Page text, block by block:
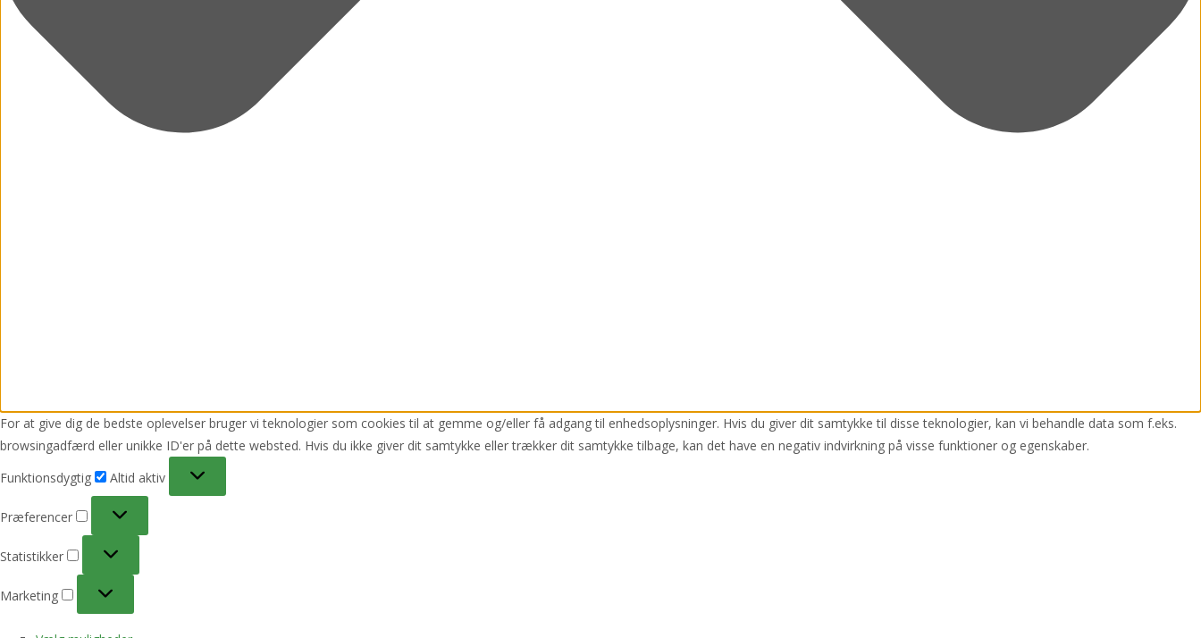
For at give dig de bedste oplevelser bruger vi teknologier som cookies til at gemme og/eller få adgang til enhedsoplysninger. Hvis du giver dit samtykke til disse teknologier, kan vi behandle data som f.eks.
browsingadfærd eller unikke ID'er på dette websted. Hvis du ikke giver dit samtykke eller trækker dit samtykke tilbage, kan det have en negativ indvirkning på visse funktioner og egenskaber.
Funktionsdygtig
Funktionsdygtig
Altid aktiv
Præferencer
Præferencer
Statistikker
Statistikker
Marketing
Marketing